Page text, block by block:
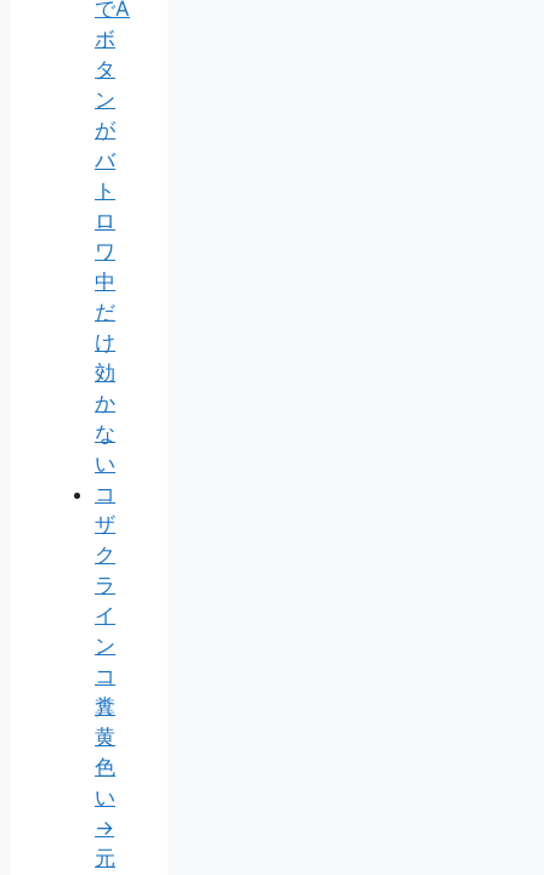
でA
ボ
タ
ン
が
バ
ト
ロ
ワ
中
だ
け
効
か
な
い
コ
ザ
ク
ラ
イ
ン
コ
糞
黄
色
い
→
元